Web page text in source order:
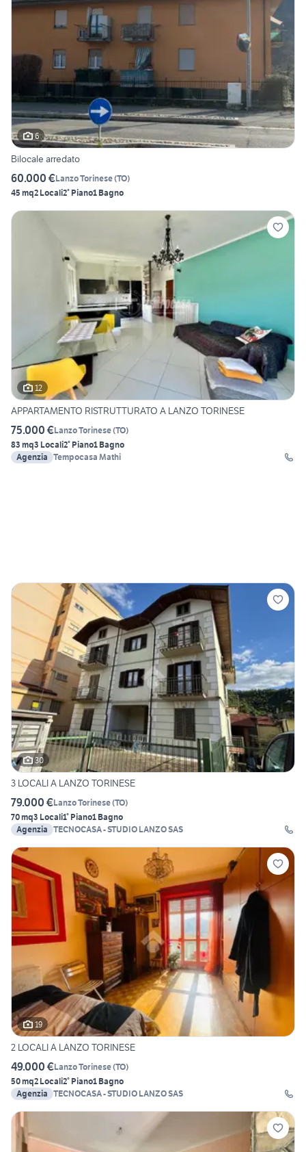
6
Bilocale arredato
60.000 €Lanzo Torinese(TO)
45 mq2 Locali2° Piano1 Bagno
12
APPARTAMENTO RISTRUTTURATO A LANZO TORINESE
75.000 €Lanzo Torinese(TO)
83 mq3 Locali2° Piano1 Bagno
Agenzia Tempocasa Mathi
30
3 LOCALI A LANZO TORINESE
79.000 €Lanzo Torinese(TO)
70 mq3 Locali1° Piano1 Bagno
Agenzia TECNOCASA - STUDIO LANZO SAS
19
2 LOCALI A LANZO TORINESE
49.000 €Lanzo Torinese(TO)
50 mq2 Locali2° Piano1 Bagno
Agenzia TECNOCASA - STUDIO LANZO SAS